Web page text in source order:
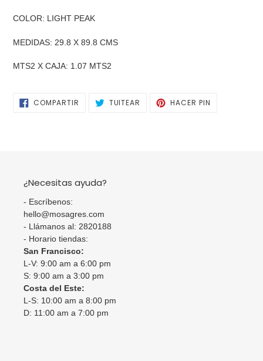
a
carrito
compra
COLOR: LIGHT PEAK
MEDIDAS: 29.8 X 89.8 CMS
MTS2 X CAJA: 1.07 MTS2
COMPARTIR COMPARTIRTUITEAR TUITEARHACER PIN
¿Necesitas ayuda?
- Escríbenos:
hello@mosagres.com
- Llámanos al: 2820188
- Horario tiendas:
San Francisco:
L-V: 9:00 am a 6:00 pm
S: 9:00 am a 3:00 pm
Costa del Este:
L-S: 10:00 am a 8:00 pm
D: 11:00 am a 7:00 pm